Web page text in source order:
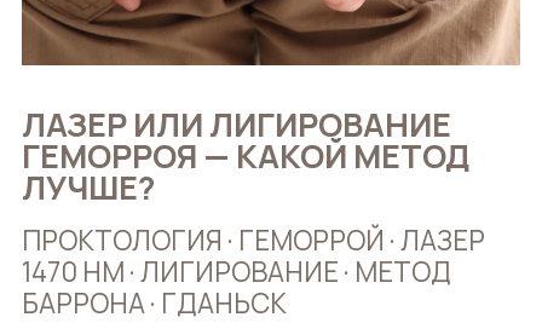
ЛАЗЕР ИЛИ ЛИГИРОВАНИЕ
ГЕМОРРОЯ — КАКОЙ МЕТОД
ЛУЧШЕ?
ПРОКТОЛОГИЯ · ГЕМОРРОЙ · ЛАЗЕР
1470 НМ · ЛИГИРОВАНИЕ · МЕТОД
БАРРОНА · ГДАНЬСК